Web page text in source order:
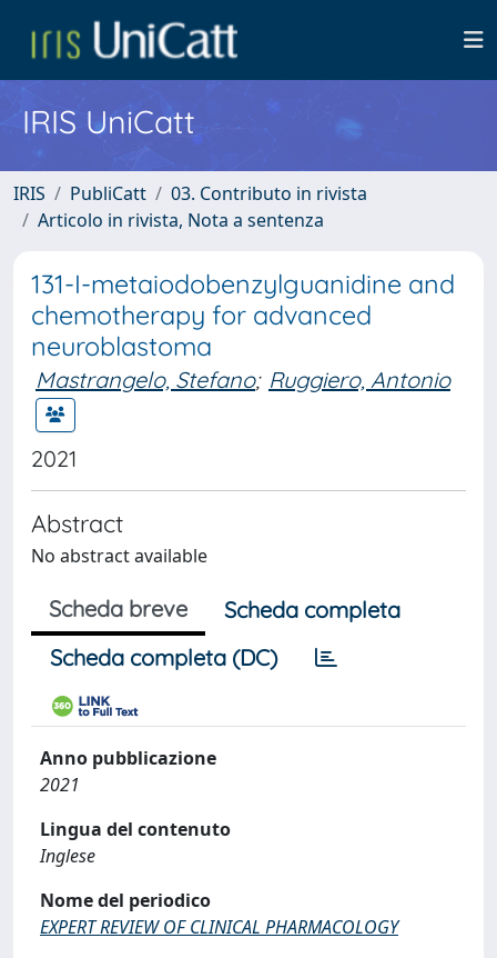
IRIS UniCatt
IRIS PubliCatt
03. Contributo in rivista
Articolo in rivista, Nota a sentenza
131-I-metaiodobenzylguanidine and
chemotherapy for advanced
neuroblastoma
Mastrangelo, Stefano; Ruggiero, Antonio
2021
Abstract
No abstract available
Scheda breve
Scheda completa
Scheda completa (DC)
Anno pubblicazione
2021
Lingua del contenuto
Inglese
Nome del periodico
EXPERT REVIEW OF CLINICAL PHARMACOLOGY